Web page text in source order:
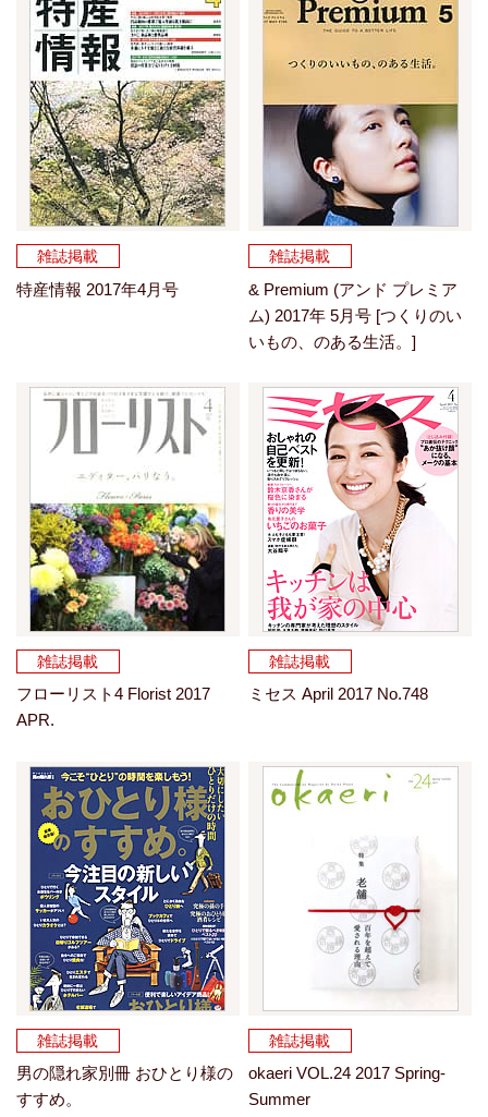
雑誌掲載
特産情報 2017年4月号
雑誌掲載
& Premium (アンド プレミア
ム) 2017年 5月号 [つくりのい
いもの、のある生活。]
雑誌掲載
フローリスト4 Florist 2017
APR.
雑誌掲載
ミセス April 2017 No.748
雑誌掲載
男の隠れ家別冊 おひとり様の
すすめ。
雑誌掲載
okaeri VOL.24 2017 Spring-
Summer